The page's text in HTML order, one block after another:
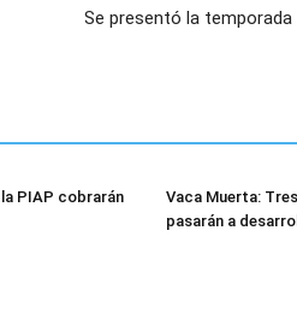
Se presentó la
PIAP cobrarán
Vaca Muerta:
pasarán a